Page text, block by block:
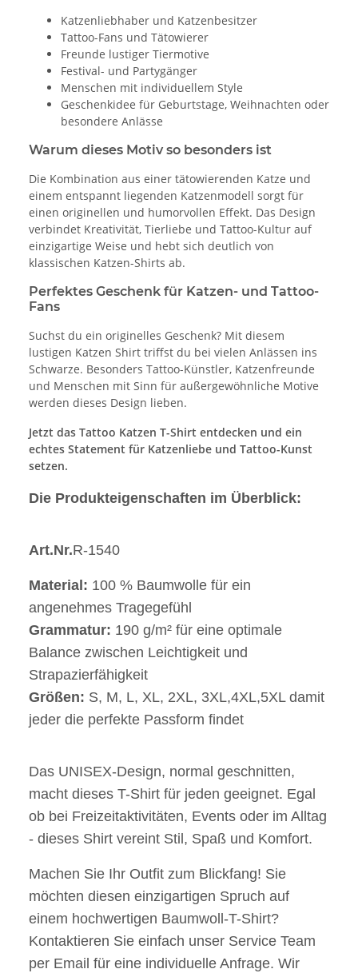
Katzenliebhaber und Katzenbesitzer
Tattoo-Fans und Tätowierer
Freunde lustiger Tiermotive
Festival- und Partygänger
Menschen mit individuellem Style
Geschenkidee für Geburtstage, Weihnachten oder
besondere Anlässe
Warum dieses Motiv so besonders ist
Die Kombination aus einer tätowierenden Katze und
einem entspannt liegenden Katzenmodell sorgt für
einen originellen und humorvollen Effekt. Das Design
verbindet Kreativität, Tierliebe und Tattoo-Kultur auf
einzigartige Weise und hebt sich deutlich von
klassischen Katzen-Shirts ab.
Perfektes Geschenk für Katzen- und Tattoo-
Fans
Suchst du ein originelles Geschenk? Mit diesem
lustigen Katzen Shirt triffst du bei vielen Anlässen ins
Schwarze. Besonders Tattoo-Künstler, Katzenfreunde
und Menschen mit Sinn für außergewöhnliche Motive
werden dieses Design lieben.
Jetzt das Tattoo Katzen T-Shirt entdecken und ein
echtes Statement für Katzenliebe und Tattoo-Kunst
setzen.
Die Produkteigenschaften im Überblick:
Art.Nr.R-1540
Material: 100 % Baumwolle für ein
angenehmes Tragegefühl
Grammatur: 190 g/m² für eine optimale
Balance zwischen Leichtigkeit und
Strapazierfähigkeit
Größen: S, M, L, XL, 2XL, 3XL,4XL,5XL damit
jeder die perfekte Passform findet
Das UNISEX-Design, normal geschnitten,
macht dieses T-Shirt für jeden geeignet. Egal
ob bei Freizeitaktivitäten, Events oder im Alltag
- dieses Shirt vereint Stil, Spaß und Komfort.
Machen Sie Ihr Outfit zum Blickfang! Sie
möchten diesen einzigartigen Spruch auf
einem hochwertigen Baumwoll-T-Shirt?
Kontaktieren Sie einfach unser Service Team
per Email für eine individuelle Anfrage. Wir